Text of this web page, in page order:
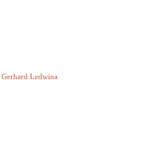
Ledwina